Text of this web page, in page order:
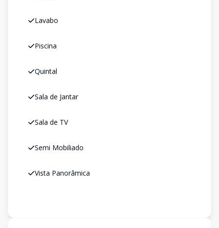
Lavabo
Piscina
Quintal
Sala de Jantar
Sala de TV
Semi Mobiliado
Vista Panorâmica